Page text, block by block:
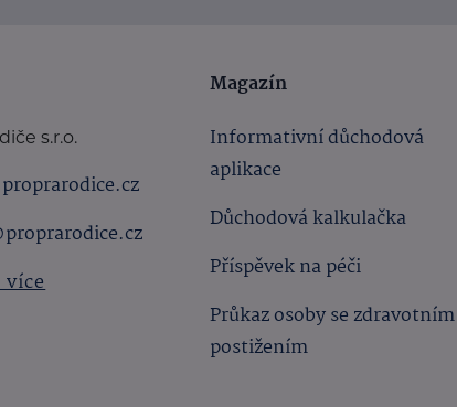
s.r.o.
Magazín
Informativní důchodová
aplikace
Důchodová kalkulačka
Příspěvek na péči
Průkaz osoby se zdravotním
postižením